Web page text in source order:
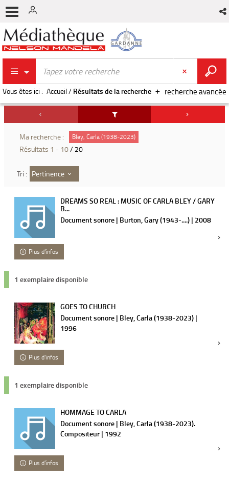
recherche avancée
Vous êtes ici : Accueil/ Résultats de la recherche
Ma recherche : Bley, Carla (1938-2023)
Résultats 1 - 10/ 20
Tri : Pertinence
DREAMS SO REAL : MUSIC OF CARLA BLEY / GARY
B...
Document sonore | Burton, Gary (1943-....) | 2008
Plus d'infos
1 exemplaire disponible
GOES TO CHURCH
Document sonore | Bley, Carla (1938-2023) |
1996
Plus d'infos
1 exemplaire disponible
HOMMAGE TO CARLA
Document sonore | Bley, Carla (1938-2023).
Compositeur | 1992
Plus d'infos